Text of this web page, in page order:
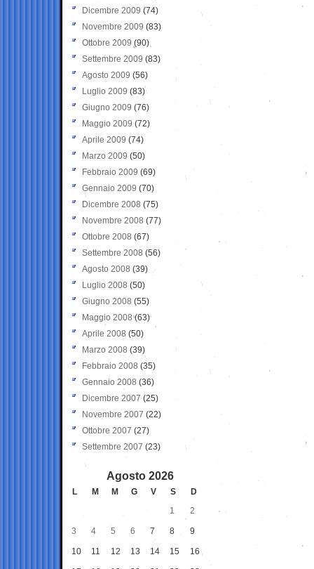
Dicembre 2009 (74)
Novembre 2009 (83)
Ottobre 2009 (90)
Settembre 2009 (83)
Agosto 2009 (56)
Luglio 2009 (83)
Giugno 2009 (76)
Maggio 2009 (72)
Aprile 2009 (74)
Marzo 2009 (50)
Febbraio 2009 (69)
Gennaio 2009 (70)
Dicembre 2008 (75)
Novembre 2008 (77)
Ottobre 2008 (67)
Settembre 2008 (56)
Agosto 2008 (39)
Luglio 2008 (50)
Giugno 2008 (55)
Maggio 2008(63)
Aprile 2008 (50)
Marzo 2008 (39)
Febbraio 2008 (35)
Gennaio 2008 (36)
Dicembre 2007 (25)
Novembre 2007 (22)
Ottobre 2007 (27)
Settembre 2007 (23)
Agosto 2026
L M M G V S
D
1
2
3 4 5 6 7 8 9
10 11 12 13 14 15 16